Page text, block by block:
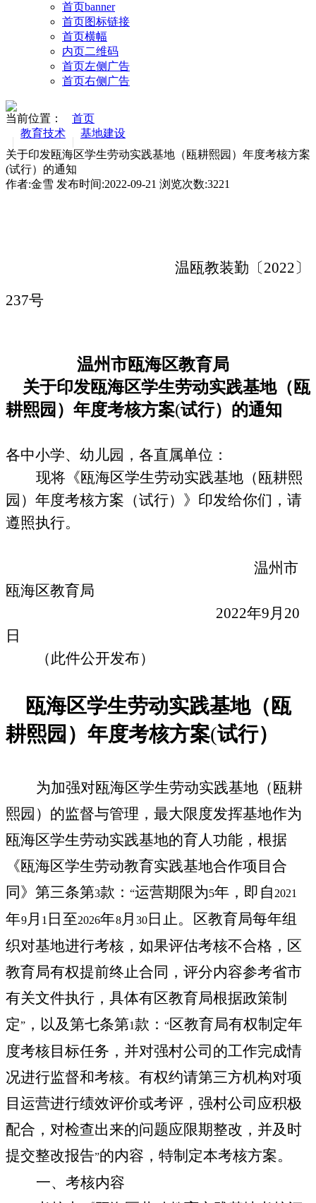
首页banner
首页图标链接
首页横幅
内页二维码
首页左侧广告
首页右侧广告
当前位置：
首页
教育技术
基地建设
关于印发瓯海区学生劳动实践基地（瓯耕熙园）年度考核方案
(试行）的通知
作者:金雪 发布时间:2022-09-21 浏览次数:3221
温瓯教装勤〔2022〕
237号
温州市瓯海区教育局
关于印发瓯海区学生劳动实践基地（瓯
耕熙园）年度考核方案(试行）的通知
各中小学、幼儿园，各直属单位：
现将《瓯海区学生劳动实践基地（瓯耕熙
园）年度考核方案（试行）》印发给你们，请
遵照执行。
温州市
瓯海区教育局
2022年9月 20
日
（此件公开发布）
瓯海区学生劳动实践基地（瓯
耕熙园） 年度考核方案(试行）
为加强对瓯海区学生劳动实践基地（瓯耕
熙园）的监督与管理，最大限度发挥基地作为
瓯海区学生劳动实践基地的育人功能，根据
《瓯海区学生劳动教育实践基地合作项目合
同》第三条第3款： “运营期限为5年， 即自2021
年9月 1 日至2026年8月30 日止。 区教育局每年组
织对基地进行考核，如果评估考核不合格，区
教育局有权提前终止合同，评分内容参考省市
有关文件执行，具体有区教育局根据政策制
定” ，以及第七条第1款： “区教育局有权制定年
度考核目标任务，并对强村公司的工作完成情
况进行监督和考核。有权约请第三方机构对项
目运营进行绩效评价或考评，强村公司应积极
配合，对检查出来的问题应限期整改，并及时
提交整改报告”的内容，特制定本考核方案。
一、考核内容